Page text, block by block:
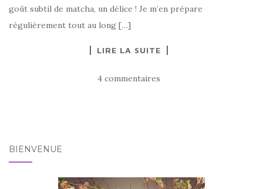
goût subtil de matcha, un délice ! Je m’en prépare
régulièrement tout au long […]
LIRE LA SUITE
4 commentaires
BIENVENUE